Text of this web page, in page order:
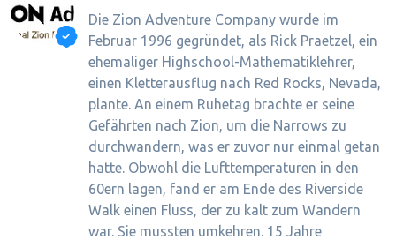
Die Zion Adventure Company wurde im
Februar 1996 gegründet, als Rick Praetzel, ein
ehemaliger Highschool-Mathematiklehrer,
einen Kletterausflug nach Red Rocks, Nevada,
plante. An einem Ruhetag brachte er seine
Gefährten nach Zion, um die Narrows zu
durchwandern, was er zuvor nur einmal getan
hatte. Obwohl die Lufttemperaturen in den
60ern lagen, fand er am Ende des Riverside
Walk einen Fluss, der zu kalt zum Wandern
war. Sie mussten umkehren. 15 Jahre